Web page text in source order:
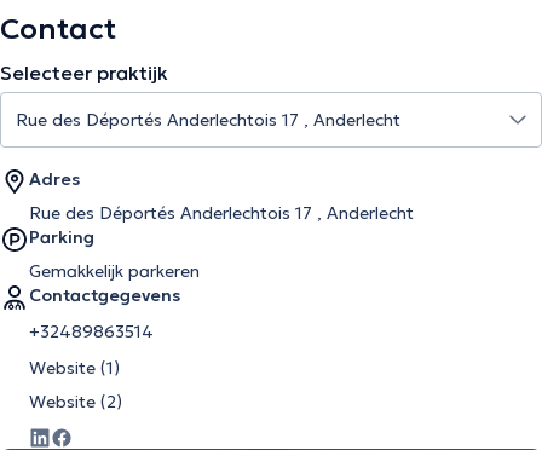
Contact
Selecteer praktijk
Adres
Rue des Déportés Anderlechtois 17 , Anderlecht
Parking
Gemakkelijk parkeren
Contactgegevens
+32489863514
Website (1)
Website (2)